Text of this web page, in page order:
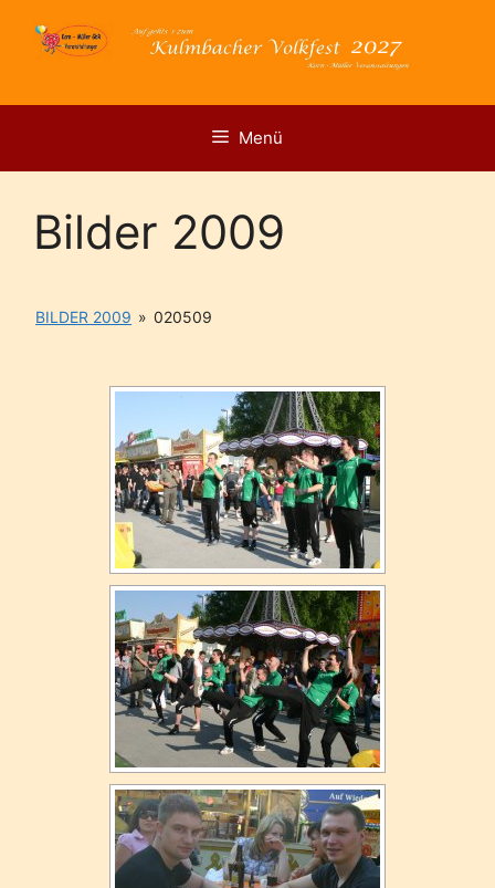
Inhalt
Menü
Bilder 2009
BILDER 2009 » 020509